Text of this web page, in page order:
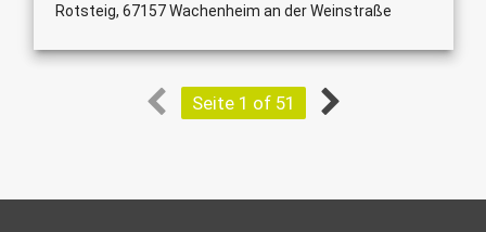
Rotsteig, 67157 Wachenheim an der Weinstraße
Seite 1 of 51